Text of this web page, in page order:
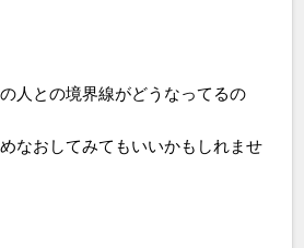
人との境界線がどうなってるの
なおしてみてもいいかもしれませ